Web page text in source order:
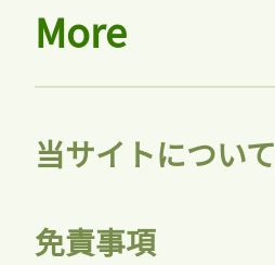
More
当サイトについて
免責事項